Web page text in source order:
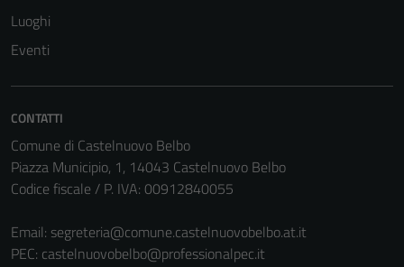
Luoghi
Eventi
CONTATTI
Comune di Castelnuovo Belbo
Piazza Municipio, 1, 14043 Castelnuovo Belbo
Codice fiscale / P. IVA: 00912840055
Email: segreteria@comune.castelnuovobelbo.at.it
PEC: castelnuovobelbo@professionalpec.it